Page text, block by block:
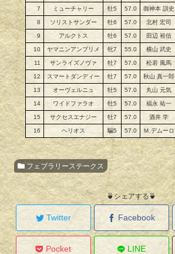
7 ミューチャリー 牡5 57.0 御神本 訓史
8 ソリストサンダー 牡6 57.0 北村 宏司
9 アルクトス 牡6 57.0 田辺 裕信
10 ヤマニンアンプリメ 牝7 55.0 横山 武史
11 サンライズノヴァ 牡7 57.0 松若 風馬
12 スマートダンディー 牡7 57.0 秋山 真一郎
13 オーヴェルニュ 牡5 57.0 丸山 元気
14 ワイドファラオ 牡5 57.0 福永 祐一
15 サクセスエナジー 牡7 57.0 酒井 学
16 ヘリオス 騙5 57.0 Ｍ.デムーロ
フェブラリーステークス
🍵シェアする🍵
Twitter Facebook
Pocket LINE